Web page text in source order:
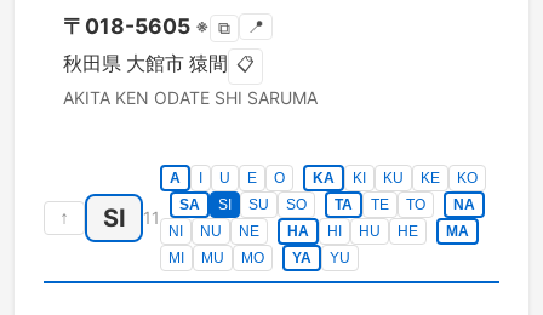
〒 018-5605 ※ ⧉ 📍
秋田県 大館市 猿間 📋
AKITA KEN ODATE SHI SARUMA
↑ SI 11
A U E O KA KI KU KE
KO
SA
SI SU SO TA TE TO
NA
NI
NU NE HA HI HU HE
MA
MI
MU MO YA YU